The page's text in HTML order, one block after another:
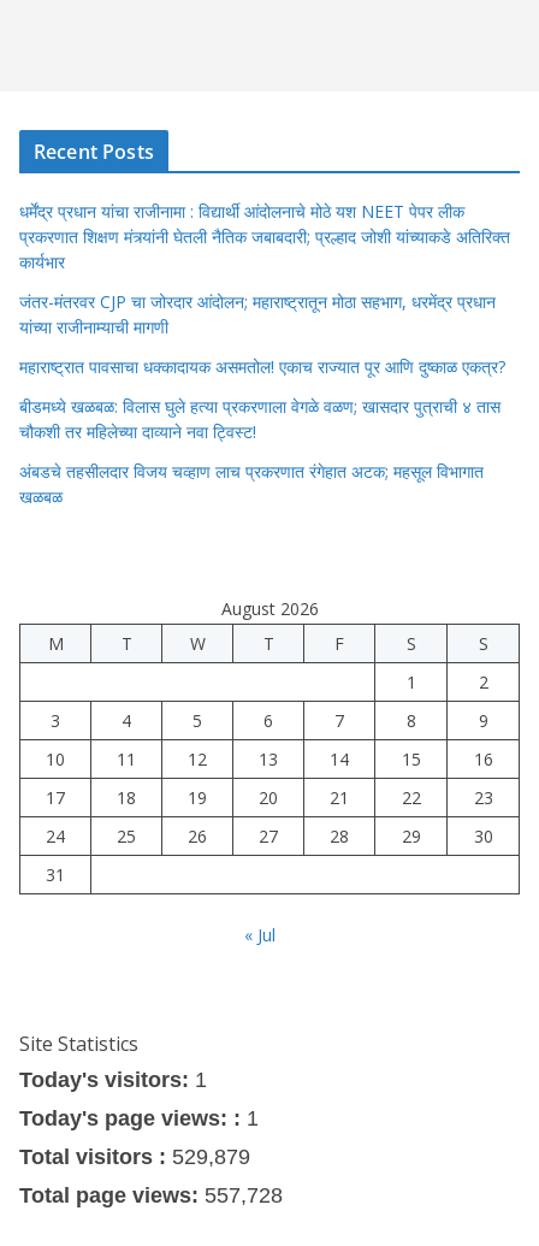
Recent Posts
धर्मेंद्र प्रधान यांचा राजीनामा : विद्यार्थी आंदोलनाचे मोठे यश NEET पेपर लीक
प्रकरणात शिक्षण मंत्र्यांनी घेतली नैतिक जबाबदारी; प्रल्हाद जोशी यांच्याकडे अतिरिक्त
कार्यभार
जंतर-मंतरवर CJP चा जोरदार आंदोलन; महाराष्ट्रातून मोठा सहभाग, धरमेंद्र प्रधान
यांच्या राजीनाम्याची मागणी
महाराष्ट्रात पावसाचा धक्कादायक असमतोल! एकाच राज्यात पूर आणि दुष्काळ एकत्र?
बीडमध्ये खळबळ: विलास घुले हत्या प्रकरणाला वेगळे वळण; खासदार पुत्राची ४ तास
चौकशी तर महिलेच्या दाव्याने नवा ट्विस्ट!
अंबडचे तहसीलदार विजय चव्हाण लाच प्रकरणात रंगेहात अटक; महसूल विभागात
खळबळ
August 2026
M
T W T F S
S
1
2
3
4 5 6 7 8
9
10
11 12 13 14 15
16
17
18 19 20 21 22
23
24
25 26 27 28 29
30
31
« Jul
Site Statistics
Today's visitors: 1
Today's page views: : 1
Total visitors : 529,879
Total page views: 557,728